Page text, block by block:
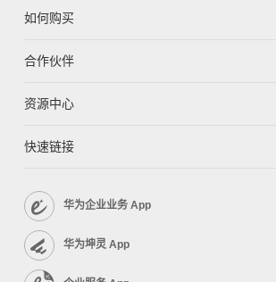
如何购买
合作伙伴
资源中心
快速链接
华为企业业务 App
华为坤灵 App